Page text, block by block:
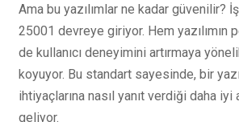
Ama bu yazılımlar ne kadar güvenilir?
25001 devreye giriyor. Hem yazılımın
de kullanıcı deneyimini artırmaya
koyuyor. Bu standart sayesinde, bir
ihtiyaçlarına nasıl yanıt verdiği daha iyi
geliyor.